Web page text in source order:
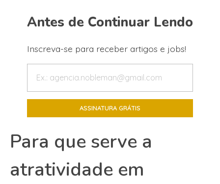
Antes de Continuar Lendo
Inscreva-se para receber artigos e jobs!
Para que serve a
atratividade em